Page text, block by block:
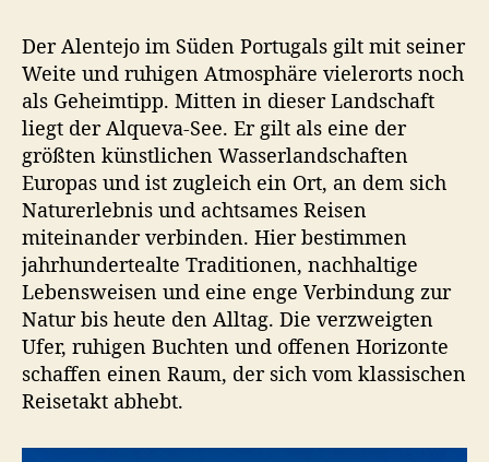
s
s
t
l
l
e
W
a
s
s
l
a
s
Der Alentejo im Süden Portugals gilt mit seiner
Weite und ruhigen Atmosphäre vielerorts noch
als Geheimtipp. Mitten in dieser Landschaft
liegt der Alqueva-See. Er gilt als eine der
größten künstlichen Wasserlandschaften
Europas und ist zugleich ein Ort, an dem sich
Naturerlebnis und achtsames Reisen
miteinander verbinden. Hier bestimmen
jahrhundertealte Traditionen, nachhaltige
Lebensweisen und eine enge Verbindung zur
Natur bis heute den Alltag. Die verzweigten
Ufer, ruhigen Buchten und offenen Horizonte
schaffen einen Raum, der sich vom klassischen
Reisetakt abhebt.